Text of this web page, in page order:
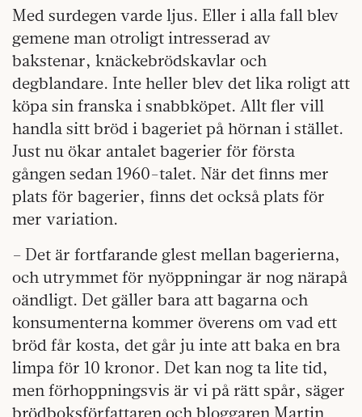
Med surdegen varde ljus. Eller i alla fall blev
gemene man otroligt intresserad av
bakstenar, knäckebrödskavlar och
degblandare. Inte heller blev det lika roligt att
köpa sin franska i snabbköpet. Allt fler vill
handla sitt bröd i bageriet på hörnan i stället.
Just nu ökar antalet bagerier för första
gången sedan 1960-talet. När det finns mer
plats för bagerier, finns det också plats för
mer variation.
– Det är fortfarande glest mellan bagerierna,
och utrymmet för nyöppningar är nog närapå
oändligt. Det gäller bara att bagarna och
konsumenterna kommer överens om vad ett
bröd får kosta, det går ju inte att baka en bra
limpa för 10 kronor. Det kan nog ta lite tid,
men förhoppningsvis är vi på rätt spår, säger
brödboksförfattaren och bloggaren Martin